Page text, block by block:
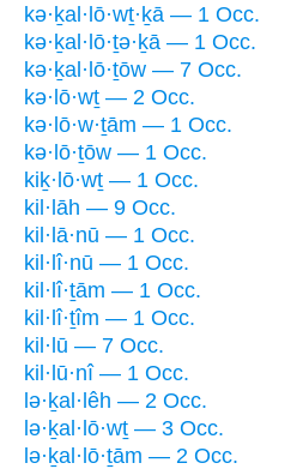
kə·ḵal·lō·wṯ·ḵā — 1 Occ.
kə·ḵal·lō·ṯə·ḵā — 1 Occ.
kə·ḵal·lō·ṯōw — 7 Occ.
kə·lō·wṯ — 2 Occ.
kə·lō·w·ṯām — 1 Occ.
kə·lō·ṯōw — 1 Occ.
kiḵ·lō·wṯ — 1 Occ.
kil·lāh — 9 Occ.
kil·lā·nū — 1 Occ.
kil·lî·nū — 1 Occ.
kil·lî·ṯām — 1 Occ.
kil·lî·ṯîm — 1 Occ.
kil·lū — 7 Occ.
kil·lū·nî — 1 Occ.
lə·ḵal·lêh — 2 Occ.
lə·ḵal·lō·wṯ — 3 Occ.
lə·ḵal·lō·ṯām — 2 Occ.